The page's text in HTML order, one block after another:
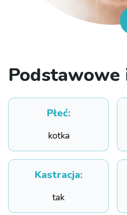
Płeć:
kotka
Kastracja:
tak